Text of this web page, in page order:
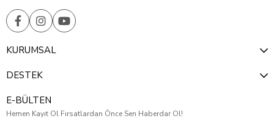
KURUMSAL
DESTEK
E-BÜLTEN
Hemen Kayıt Ol Fırsatlardan Önce Sen Haberdar Ol!